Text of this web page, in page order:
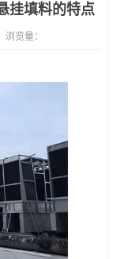
挂填料的特点
浏览量：